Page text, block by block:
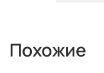
Похожие